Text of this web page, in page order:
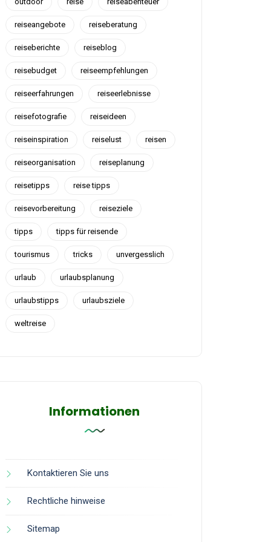
reiseangebote reiseberatung
reiseberichte reiseblog
reisebudget reiseempfehlungen
reiseerfahrungen reiseerlebnisse
reisefotografie reiseideen
reiseinspiration reiselust reisen
reiseorganisation reiseplanung
reisetipps reise tipps
reisevorbereitung reiseziele
tipps tipps für reisende
tourismus tricks unvergesslich
urlaub urlaubsplanung
urlaubstipps urlaubsziele
weltreise
Informationen
Kontaktieren Sie uns
Rechtliche hinweise
Sitemap